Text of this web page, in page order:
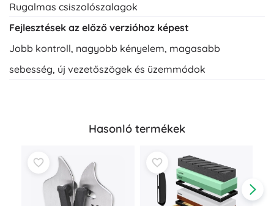
Rugalmas csiszolószalagok
Fejlesztések az előző verzióhoz képest
Jobb kontroll, nagyobb kényelem, magasabb
sebesség, új vezetőszögek és üzemmódok
Hasonló termékek